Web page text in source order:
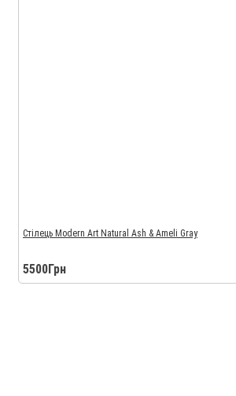
Стілець Modern Art Natural Ash & Ameli Gray
5500Грн